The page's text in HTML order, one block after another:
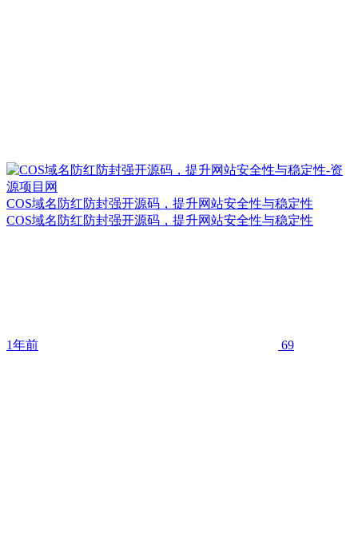
COS域名防红防封强开源码，提升网站安全性与稳定性
COS域名防红防封强开源码，提升网站安全性与稳定性
1年前 69